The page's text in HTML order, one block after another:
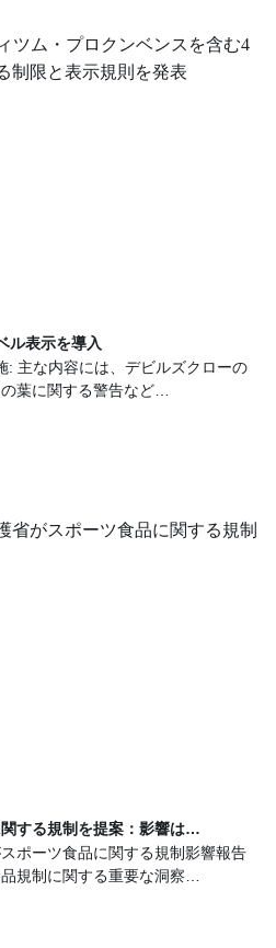
ル表示を導入
: 主な内容には、デビルズクローの
葉に関する警告など…
する規制を提案：影響は…
ポーツ食品に関する規制影響報告
規制に関する重要な洞察…